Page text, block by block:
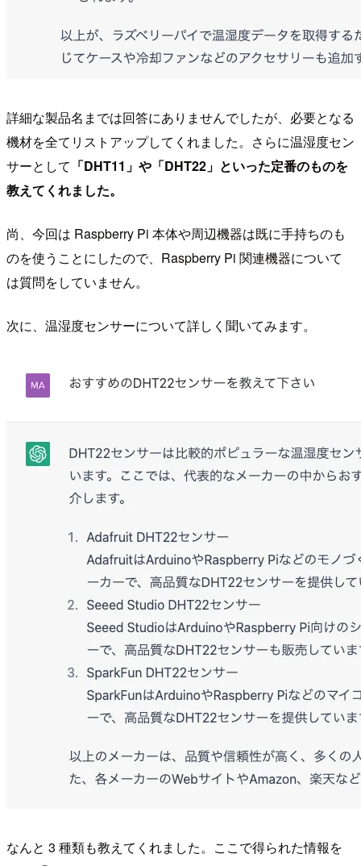
詳細な製品名までは回答にありませんでしたが、必要となる
機材を全てリストアップしてくれました。さらに温湿度セン
サーとして 「DHT11」や「DHT22」といった定番のものを
教えてくれました。
尚、今回は Raspberry Pi 本体や周辺機器は既に手持ちのも
のを使うことにしたので、Raspberry Pi 関連機器について
は質問をしていません。
次に、温湿度センサーについて詳しく聞いてみます。
なんと 3 種類も教えてくれました。ここで得られた情報を